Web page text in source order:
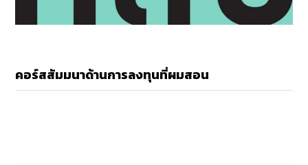
คอร์สสัมมนาด้านการลงทุนที่ผมสอน